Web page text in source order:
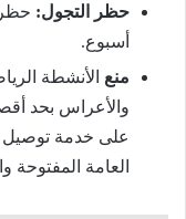
حظر التجول:
أسبوع.
منع الأنشطة
والأعراس بحد أقصى 30
على خدمة توصيل
العامة المفتوحة